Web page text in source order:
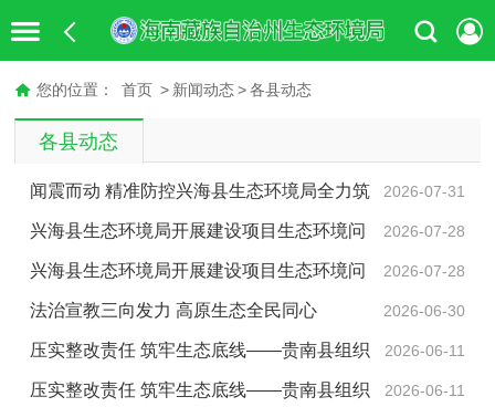
您的位置： 首页 > 新闻动态 > 各县动态
各县动态
2026-07-31
闻震而动 精准防控兴海县生态环境局全力筑
牢震后生态环境安全防线 2026-07-28
兴海县生态环境局开展建设项目生态环境问
题排查整治活动 2026-07-28
兴海县生态环境局开展建设项目生态环境问
题排查整治活动 2026-06-30
法治宣教三向发力 高原生态全民同心
2026-06-11
压实整改责任 筑牢生态底线——贵南县组织
召开生态环保督察整改工作调度会 2026-06-11
压实整改责任 筑牢生态底线——贵南县组织